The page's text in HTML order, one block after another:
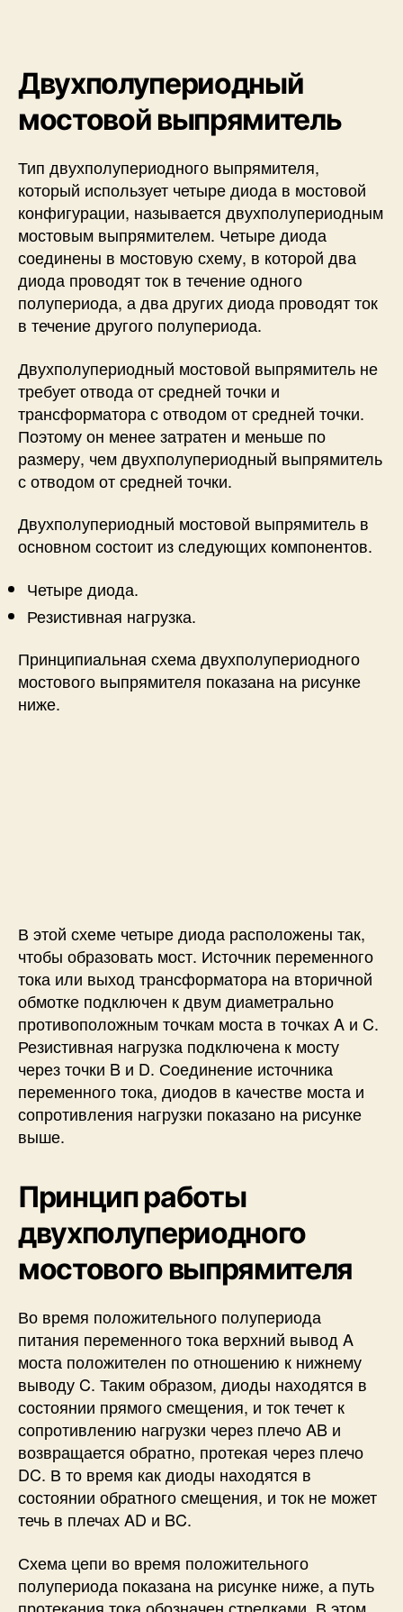
Двухполупериодный
мостовой выпрямитель
Тип двухполупериодного выпрямителя,
который использует четыре диода в мостовой
конфигурации, называется двухполупериодным
мостовым выпрямителем. Четыре диода
соединены в мостовую схему, в которой два
диода проводят ток в течение одного
полупериода, а два других диода проводят ток
в течение другого полупериода.
Двухполупериодный мостовой выпрямитель не
требует отвода от средней точки и
трансформатора с отводом от средней точки.
Поэтому он менее затратен и меньше по
размеру, чем двухполупериодный выпрямитель
с отводом от средней точки.
Двухполупериодный мостовой выпрямитель в
основном состоит из следующих компонентов.
Четыре диода.
Резистивная нагрузка.
Принципиальная схема двухполупериодного
мостового выпрямителя показана на рисунке
ниже.
В этой схеме четыре диода расположены так,
чтобы образовать мост. Источник переменного
тока или выход трансформатора на вторичной
обмотке подключен к двум диаметрально
противоположным точкам моста в точках A и C.
Резистивная нагрузка подключена к мосту
через точки B и D. Соединение источника
переменного тока, диодов в качестве моста и
сопротивления нагрузки показано на рисунке
выше.
Принцип работы
двухполупериодного
мостового выпрямителя
Во время положительного полупериода
питания переменного тока верхний вывод A
моста положителен по отношению к нижнему
выводу C. Таким образом, диоды находятся в
состоянии прямого смещения, и ток течет к
сопротивлению нагрузки через плечо AB и
возвращается обратно, протекая через плечо
DC. В то время как диоды находятся в
состоянии обратного смещения, и ток не может
течь в плечах AD и BC.
Схема цепи во время положительного
полупериода показана на рисунке ниже, а путь